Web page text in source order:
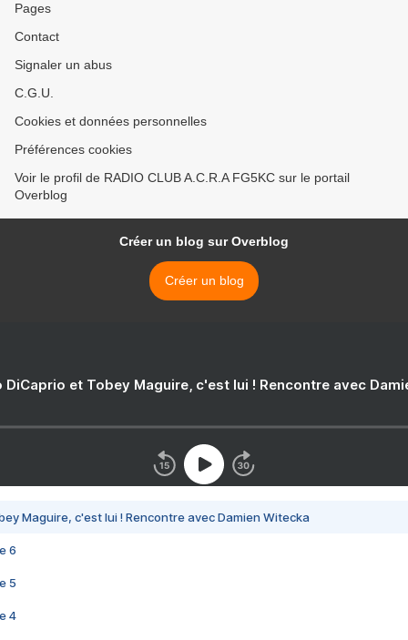
Pages
Contact
Signaler un abus
C.G.U.
Cookies et données personnelles
Préférences cookies
Voir le profil de RADIO CLUB A.C.R.A FG5KC sur le portail
Overblog
Créer un blog sur Overblog
Créer un blog
DiCaprio et Tobey Maguire, c'est lui ! Rencontre avec
Maguire, c'est lui ! Rencontre avec Damien Witecka
6
5
4